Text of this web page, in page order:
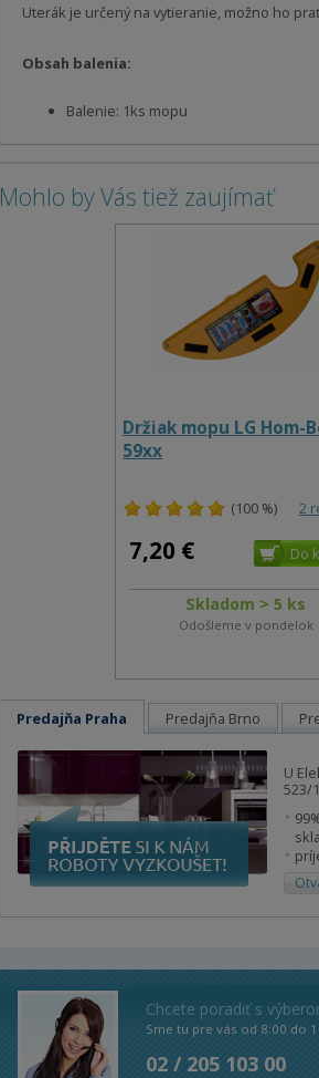
Uterák je určený na vytieranie, možno ho
Obsah balenia:
Balenie: 1ks mopu
Mohlo by Vás tiež zaujímať
Držiak mopu LG Hom-
59xx
(100 %) 2
7,20 €
Skladom > 5 ks
Odošleme v pondelok
Predajňa Praha Predajňa Brno
U
523/
Chcete poradiť s
Sme tu pre vás od 8:00 do
02 / 205 103 00